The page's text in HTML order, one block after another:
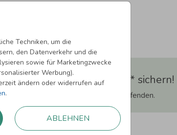
Techniken, um die
den Datenverkehr und die
sowie für Marketingzwecke
Werbung).
ändern oder widerrufen auf
.
ABLEHNEN
und 5,00 € Rabatt** sichern!
an und bleibe auf dem Laufenden.